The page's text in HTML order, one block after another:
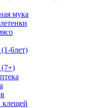
мука
6лет)
клещей